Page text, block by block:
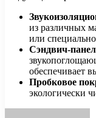
из различных
или
Сэндвич-
обеспечивает
Пробковое
экологически